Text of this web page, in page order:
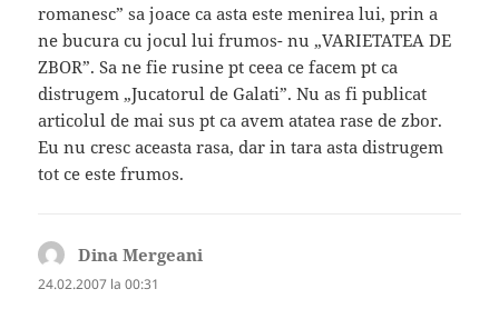
romanesc” sa joace ca asta este menirea lui, prin a
ne bucura cu jocul lui frumos- nu „VARIETATEA DE
ZBOR”. Sa ne fie rusine pt ceea ce facem pt ca
distrugem „Jucatorul de Galati”. Nu as fi publicat
articolul de mai sus pt ca avem atatea rase de zbor.
Eu nu cresc aceasta rasa, dar in tara asta distrugem
tot ce este frumos.
Dina Mergeani
24.02.2007 la 00:31